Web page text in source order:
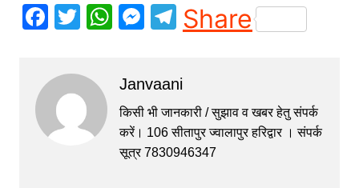
F
c
e
b
o
T
itt
er
W
s
A
p
M
s
e
n
T
el
gr
a
m
Share
Janvaani
किसी भी जानकारी / सुझाव व खबर हेतु संपर्क
करें। 106 सीतापुर ज्वालापुर हरिद्वार । संपर्क
सूत्र 7830946347